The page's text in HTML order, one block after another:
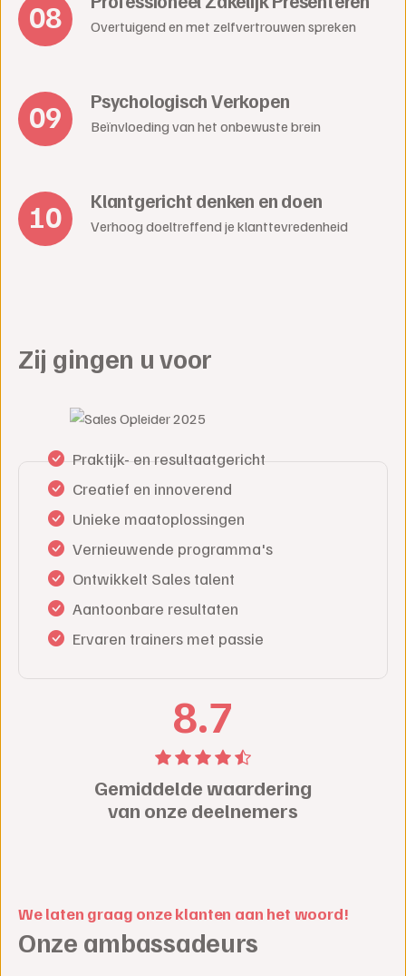
Overtuigend en met zelfvertrouwen spreken
Psychologisch Verkopen
Beïnvloeding van het onbewuste brein
Klantgericht denken en doen
Verhoog doeltreffend je klanttevredenheid
Zij gingen u voor
Praktijk- en resultaatgericht
Creatief en innoverend
Unieke maatoplossingen
Vernieuwende programma's
Ontwikkelt Sales talent
Aantoonbare resultaten
Ervaren trainers met passie
8.7
Gemiddelde waardering
van onze deelnemers
We laten graag onze klanten aan het woord!
Onze ambassadeurs